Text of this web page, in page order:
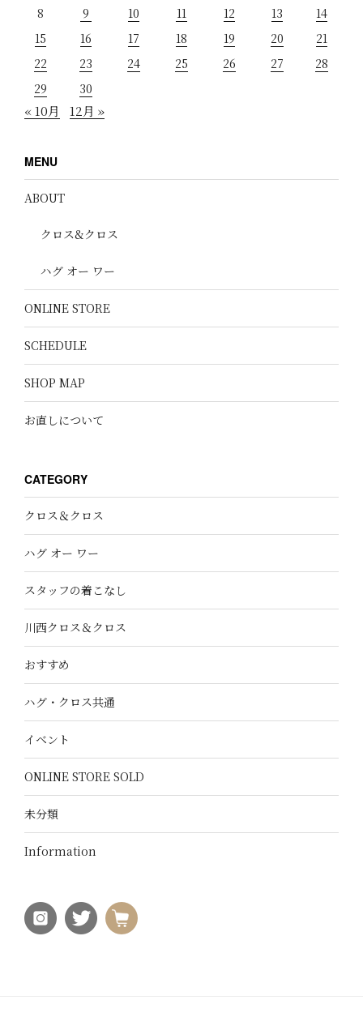
8
9 10 11 12 13
14
15
16 17 18 19 20
21
22
23 24 25 26 27
28
29
30
« 10月 12月 »
MENU
ABOUT
クロス&クロス
ハグ オー ワー
ONLINE STORE
SCHEDULE
SHOP MAP
お直しについて
CATEGORY
クロス＆クロス
ハグ オー ワー
スタッフの着こなし
川西クロス＆クロス
おすすめ
ハグ・クロス共通
イベント
ONLINE STORE SOLD
未分類
Information